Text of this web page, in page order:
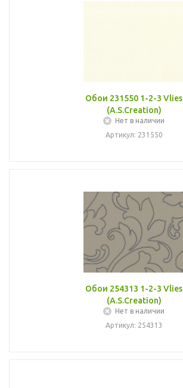
Обои 231550 1-2-3 Vlies
(A.S.Creation)
Нет в наличии
Артикул: 231550
Обои 254313 1-2-3 Vlies
(A.S.Creation)
Нет в наличии
Артикул: 254313